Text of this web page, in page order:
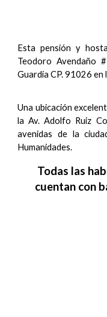
Esta pensión y
Teodoro Avendaño
Guardia CP. 91026 en
Una ubicación
la Av. Adolfo Ruiz
avenidasde la
Humanidades.
Todas las
cuentan con